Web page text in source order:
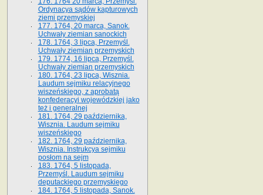
Ordynacya sądów kapturowych
ziemi przemyskiej
177. 1764, 20 marca, Sanok.
Uchwały ziemian sanockich
178. 1764, 3 lipca, Przemyśl.
Uchwały ziemian przemyskich
179. 1774, 16 lipca, Przemyśl.
Uchwały ziemian przemyskich
180. 1764, 23 lipca, Wisznia.
Laudum sejmiku relacyjnego
wiszeńskiego, z aprobatą
konfederacyi wojewódzkiej jako
też i generalnej
181. 1764, 29 października,
Wisznia. Laudum sejmiku
wiszeńskiego
182. 1764, 29 października,
Wisznia. Instrukcya sejmiku
posłom na sejm
183. 1764, 5 listopada,
Przemyśl. Laudum sejmiku
deputackiego przemyskiego
184. 1764, 5 listopada, Sanok.